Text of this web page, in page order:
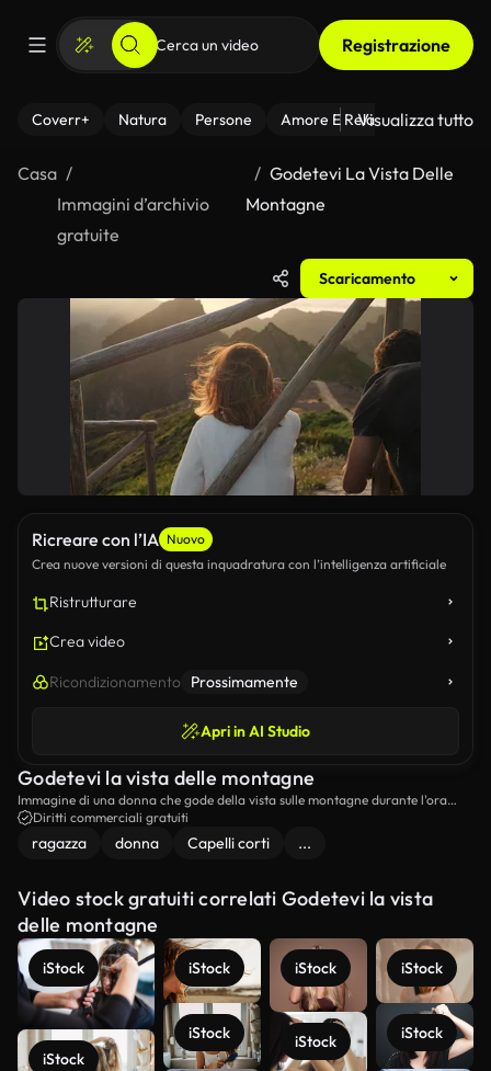
Registrazione
Coverr+ Natura Persone Amore E Relazioni Il
Visualizza tutto
Casa
Immagini d’archivio
gratuite
Godetevi La Vista Delle
Montagne
Scaricamento
Ricreare con l’IA Nuovo
Crea nuove versioni di questa inquadratura con l’intelligenza artificiale
Ristrutturare
Crea video
Ricondizionamento Prossimamente
Apri in AI Studio
Godetevi la vista delle montagne
Immagine di una donna che gode della vista sulle montagne durante l'ora
d'oro.Diritti commerciali gratuiti
ragazza donna Capelli corti ...
Video stock gratuiti correlati Godetevi la vista
delle montagne
iStock
iStock
iStock
iStock
iStock
iStock
iStock
iStock